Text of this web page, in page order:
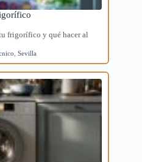
frigorífico y qué hacer al
Sevilla